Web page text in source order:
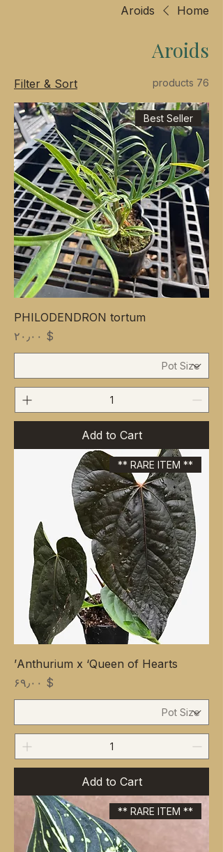
Home
Aroids
Aroids
76 products
Filter & Sort
Best Seller
PHILODENDRON tortum
Price
$ ۲۰٫۰۰
Add to Cart
** RARE ITEM **
Anthurium x ‘Queen of Hearts’
Price
$ ۶۹٫۰۰
Add to Cart
** RARE ITEM **